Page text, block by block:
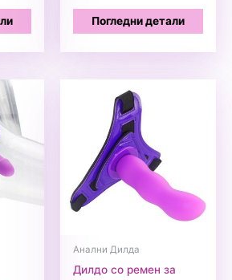
Погледни детали
Анални Дилда
Дилдо со ремен за